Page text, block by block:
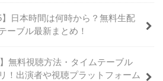
】日本時間は何時から？無料生配
ーブル最新まとめ！
無料視聴方法・タイムテーブル
！出演者や視聴プラットフォーム